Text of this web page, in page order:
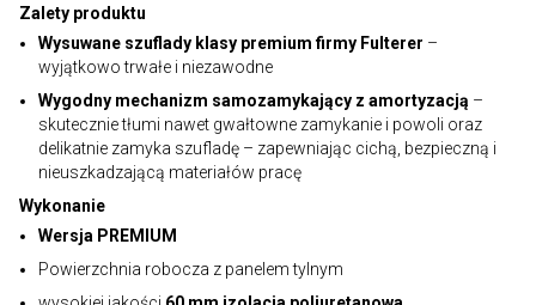
Zalety produktu
Wysuwane szuflady klasy premium firmy Fulterer –
wyjątkowo trwałe i niezawodne
Wygodny mechanizm samozamykający z amortyzacją –
skutecznie tłumi nawet gwałtowne zamykanie i powoli oraz
delikatnie zamyka szufladę – zapewniając cichą, bezpieczną i
nieuszkadzającą materiałów pracę
Wykonanie
Wersja PREMIUM
Powierzchnia robocza z panelem tylnym